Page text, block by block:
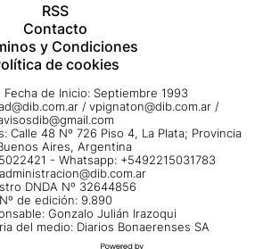
RSS
Contacto
y Condiciones
de cookies
de Inicio: Septiembre 1993
/ vpignaton@dib.com.ar /
Calle 48 Nº 726 Piso 4, La Plata; Provincia
Aires, Argentina
- Whatsapp: +5492215031783
administracion@dib.com.ar
DNDA Nº 32644856
Nº de edición: 9.890
Gonzalo Julián Irazoqui
del medio: Diarios Bonaerenses SA